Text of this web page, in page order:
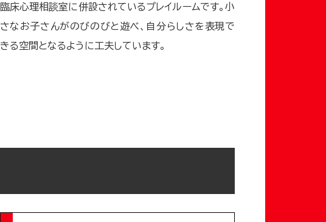
臨床心理相談室に併設されているプレイルームです。小
さなお子さんがのびのびと遊べ、自分らしさを表現で
きる空間となるように工夫しています。